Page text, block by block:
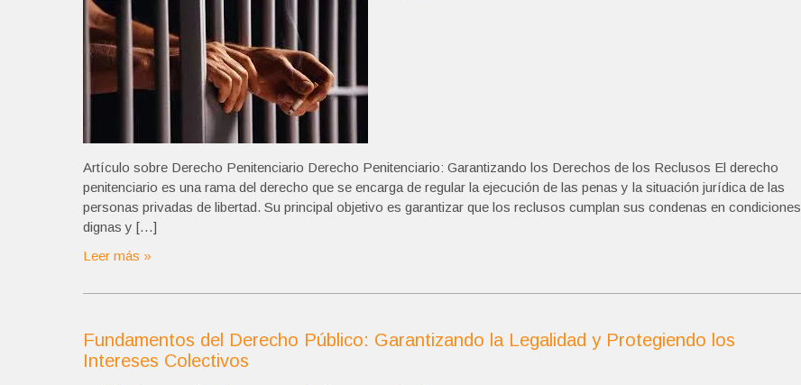
Artículo sobre Derecho Penitenciario Derecho Penitenciario: Garantizando los Derechos de los Reclusos El derecho
penitenciario es una rama del derecho que se encarga de regular la ejecución de las penas y la situación jurídica de las
personas privadas de libertad. Su principal objetivo es garantizar que los reclusos cumplan sus condenas en condiciones
dignas y […]
Leer más »
Fundamentos del Derecho Público: Garantizando la Legalidad y Protegiendo los
Intereses Colectivos